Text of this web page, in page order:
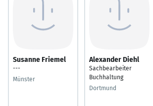
Susanne Friemel
---
Münster
Alexander Diehl
Sachbearbeiter
Buchhaltung
Dortmund